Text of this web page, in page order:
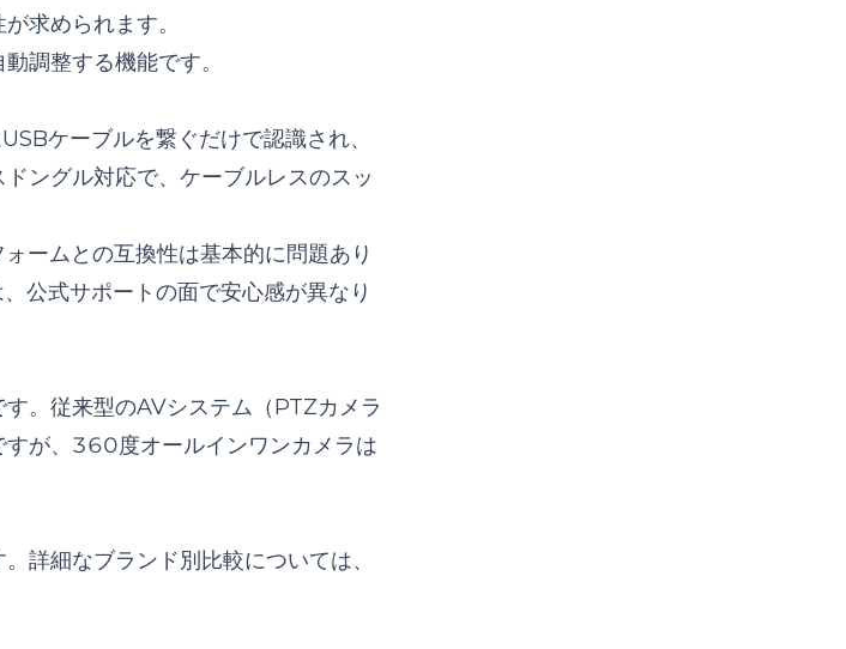
求められます。
調整する機能です。
ケーブルを繋ぐだけで認識され、
ングル対応で、ケーブルレスのスッ
ムとの互換性は基本的に問題あり
公式サポートの面で安心感が異なり
。従来型のAVシステム（PTZカメラ
すが、360度オールインワンカメラは
詳細なブランド別比較については、